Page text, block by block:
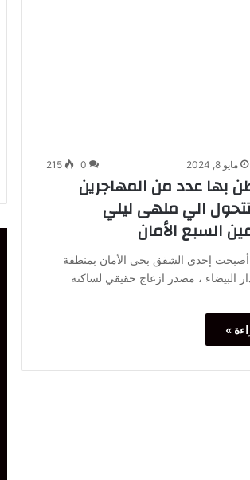
مايو 8, 2024 0
215
بها عدد من المهاجرين
الي ملهى ليلي
السبع الأمان
أصبحت إحدى الشقق بحي الأمان بمنطقة
البيضاء ، مصدر ازعاج حقيقي لساكنة
»